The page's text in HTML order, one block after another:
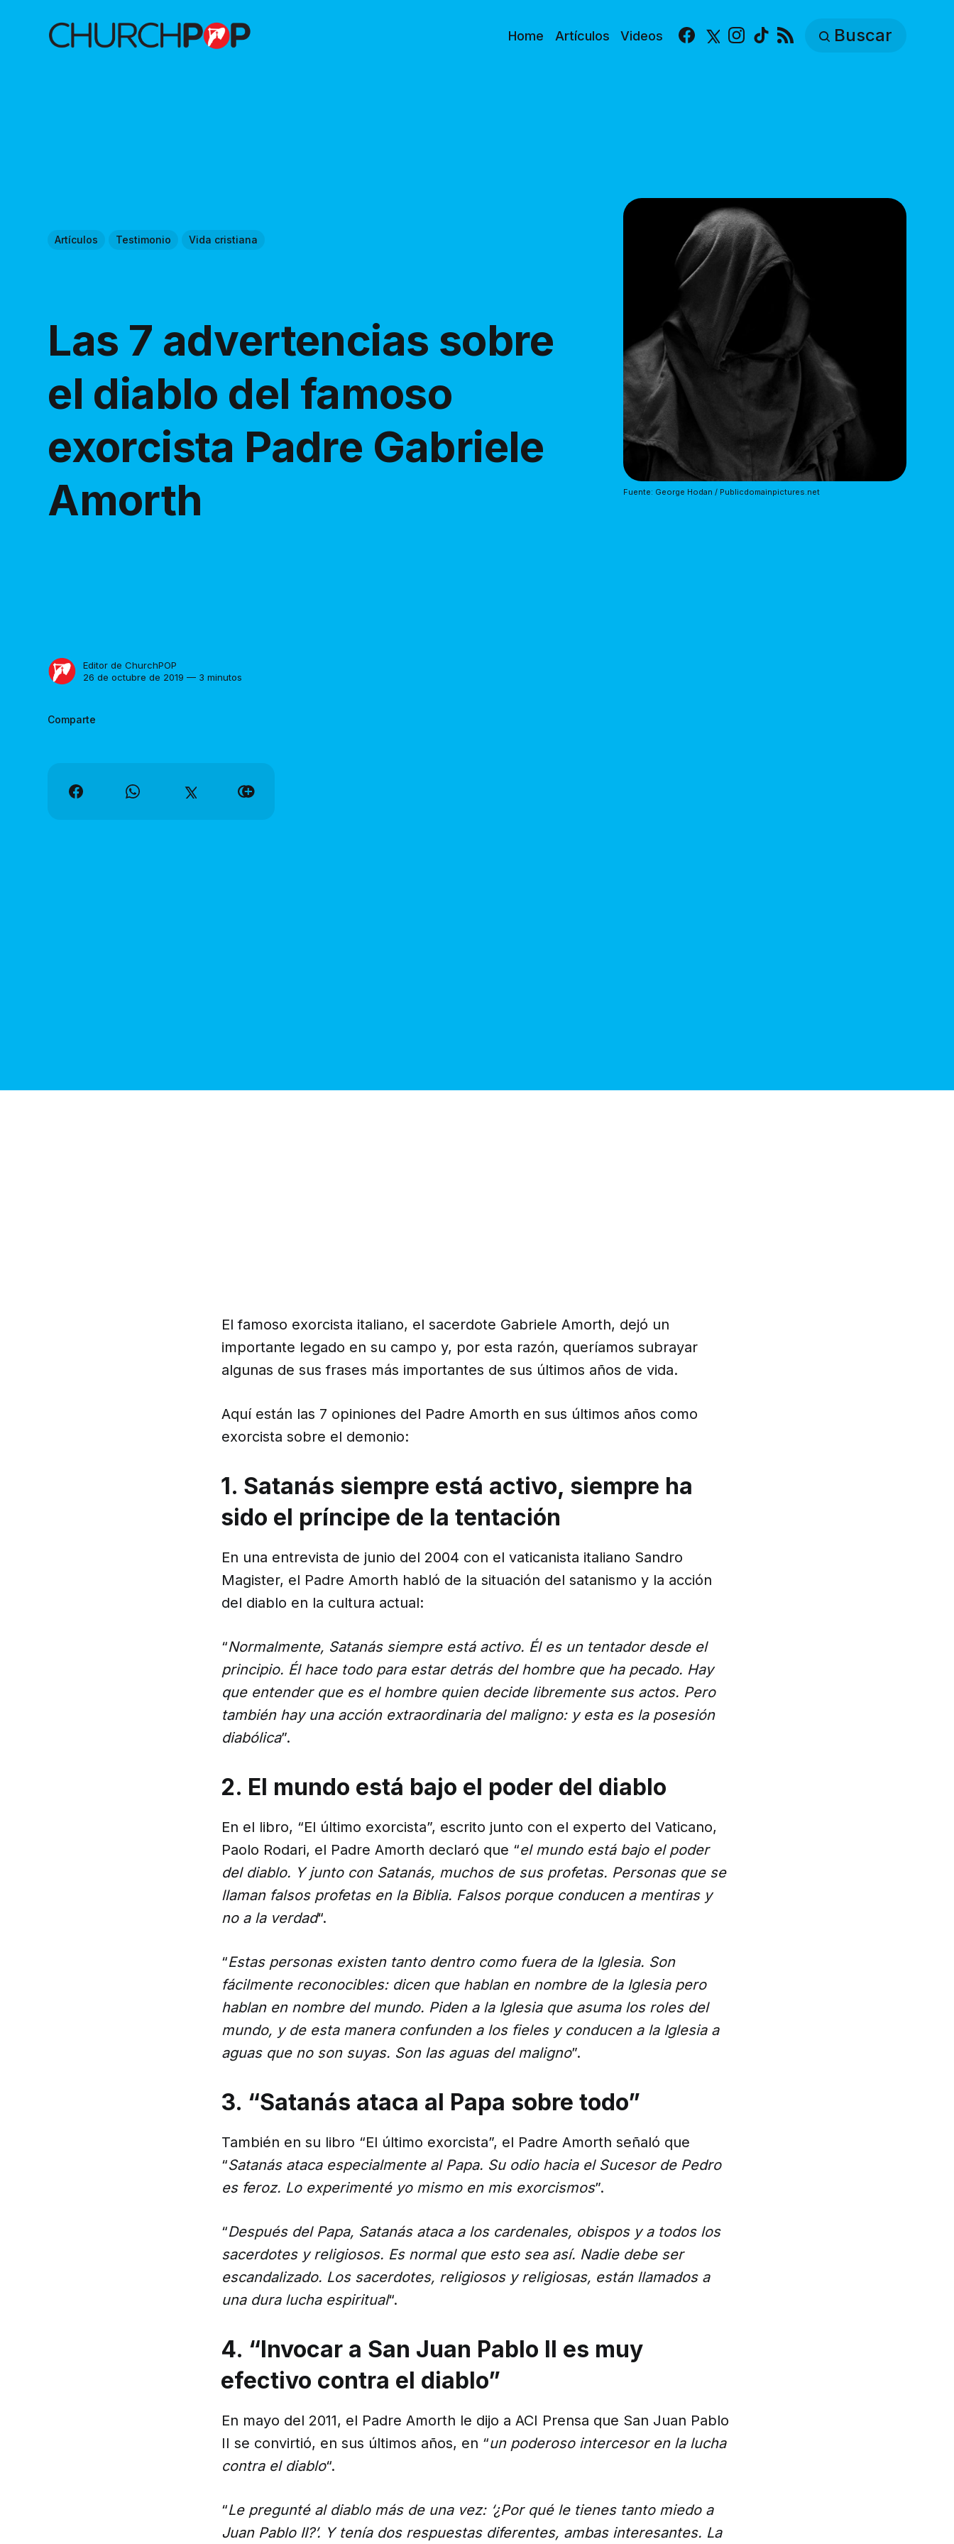
Home Artículos Videos Facebook
X Instagram
TikTok Buscar
Artículos Testimonio Vida cristiana
Las 7 advertencias sobre
el diablo del famoso
exorcista Padre Gabriele
Amorth
Editor de ChurchPOP
26 de octubre de 2019 — 3 minutos
Comparte
Fuente: George Hodan / Publicdomainpictures.net
El famoso exorcista italiano, el sacerdote Gabriele Amorth, dejó un
importante legado en su campo y, por esta razón, queríamos subrayar
algunas de sus frases más importantes de sus últimos años de vida.
Aquí están las 7 opiniones del Padre Amorth en sus últimos años como
exorcista sobre el demonio:
1. Satanás siempre está activo, siempre ha
sido el príncipe de la tentación
En una entrevista de junio del 2004 con el vaticanista italiano Sandro
Magister, el Padre Amorth habló de la situación del satanismo y la acción
del diablo en la cultura actual:
“Normalmente, Satanás siempre está activo. Él es un tentador desde el
principio. Él hace todo para estar detrás del hombre que ha pecado. Hay
que entender que es el hombre quien decide libremente sus actos. Pero
también hay una acción extraordinaria del maligno: y esta es la posesión
diabólica”.
2. El mundo está bajo el poder del diablo
En el libro, “El último exorcista”, escrito junto con el experto del Vaticano,
Paolo Rodari, el Padre Amorth declaró que “el mundo está bajo el poder
del diablo. Y junto con Satanás, muchos de sus profetas. Personas que se
llaman falsos profetas en la Biblia. Falsos porque conducen a mentiras y
no a la verdad“.
“Estas personas existen tanto dentro como fuera de la Iglesia. Son
fácilmente reconocibles: dicen que hablan en nombre de la Iglesia pero
hablan en nombre del mundo. Piden a la Iglesia que asuma los roles del
mundo, y de esta manera confunden a los fieles y conducen a la Iglesia a
aguas que no son suyas. Son las aguas del maligno”.
3. “Satanás ataca al Papa sobre todo”
También en su libro “El último exorcista”, el Padre Amorth señaló que
“Satanás ataca especialmente al Papa. Su odio hacia el Sucesor de Pedro
es feroz. Lo experimenté yo mismo en mis exorcismos”.
“Después del Papa, Satanás ataca a los cardenales, obispos y a todos los
sacerdotes y religiosos. Es normal que esto sea así. Nadie debe ser
escandalizado. Los sacerdotes, religiosos y religiosas, están llamados a
una dura lucha espiritual“.
4. “Invocar a San Juan Pablo II es muy
efectivo contra el diablo”
En mayo del 2011, el Padre Amorth le dijo a ACI Prensa que San Juan Pablo
II se convirtió, en sus últimos años, en “un poderoso intercesor en la lucha
contra el diablo“.
“Le pregunté al diablo más de una vez: ‘¿Por qué le tienes tanto miedo a
Juan Pablo II?’. Y tenía dos respuestas diferentes, ambas interesantes. La